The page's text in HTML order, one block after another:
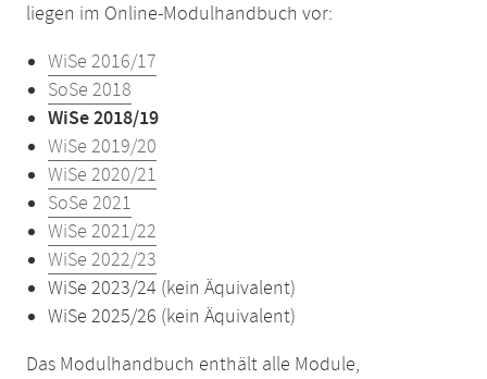
liegen im Online-Modulhandbuch vor:
WiSe 2016/17
SoSe 2018
WiSe 2018/19
WiSe 2019/20
WiSe 2020/21
SoSe 2021
WiSe 2021/22
WiSe 2022/23
WiSe 2023/24 (kein Äquivalent)
WiSe 2025/26 (kein Äquivalent)
Das Modulhandbuch enthält alle Module,